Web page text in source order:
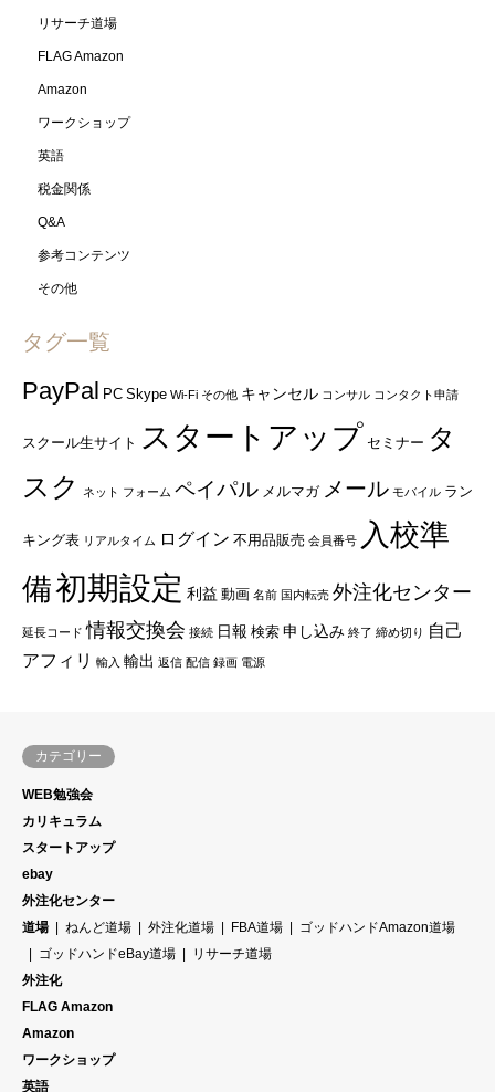
リサーチ道場
FLAG Amazon
Amazon
ワークショップ
英語
税金関係
Q&A
参考コンテンツ
その他
タグ一覧
PayPal PC Skype Wi-Fi その他 キャンセル コンサル コンタクト申請
スクール生サイト スタートアップ セミナー タ
スク
ネット フォーム ペイパル メルマガ メール モバイル ラン
キング表 リアルタイム ログイン 不用品販売 会員番号
入校準
備初期設定 利益 動画 名前 国内転売 外注化センター
延長コード 情報交換会 接続 日報 検索 申し込み 終了 締め切り 自己
アフィリ 輸入 輸出 返信 配信 録画 電源
カテゴリー
WEB勉強会
カリキュラム
スタートアップ
ebay
外注化センター
道場
ねんど道場 外注化道場 FBA道場
ゴッドハンドAmazon道場
ゴッドハンドeBay道場
リサーチ道場
外注化
FLAG Amazon
Amazon
ワークショップ
英語